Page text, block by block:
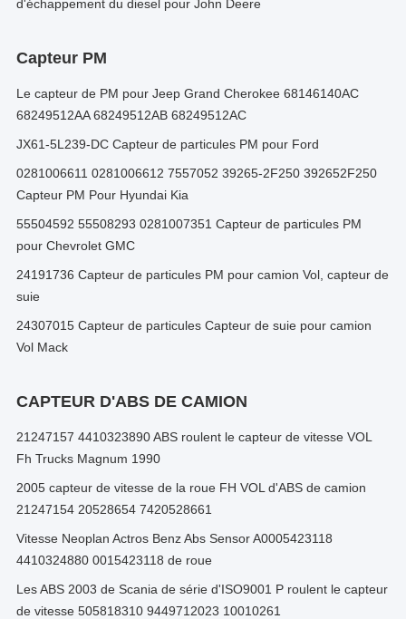
d'échappement du diesel pour John Deere
Capteur PM
Le capteur de PM pour Jeep Grand Cherokee 68146140AC
68249512AA 68249512AB 68249512AC
JX61-5L239-DC Capteur de particules PM pour Ford
0281006611 0281006612 7557052 39265-2F250 392652F250
Capteur PM Pour Hyundai Kia
55504592 55508293 0281007351 Capteur de particules PM
pour Chevrolet GMC
24191736 Capteur de particules PM pour camion Vol, capteur de
suie
24307015 Capteur de particules Capteur de suie pour camion
Vol Mack
CAPTEUR D'ABS DE CAMION
21247157 4410323890 ABS roulent le capteur de vitesse VOL
Fh Trucks Magnum 1990
2005 capteur de vitesse de la roue FH VOL d'ABS de camion
21247154 20528654 7420528661
Vitesse Neoplan Actros Benz Abs Sensor A0005423118
4410324880 0015423118 de roue
Les ABS 2003 de Scania de série d'ISO9001 P roulent le capteur
de vitesse 505818310 9449712023 10010261